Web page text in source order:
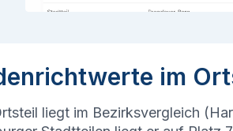
im
liegt im Bezirksvergleich